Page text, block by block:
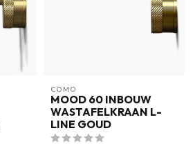
COMO
MOOD 60 INBOUW
WASTAFELKRAAN L-
LINE GOUD